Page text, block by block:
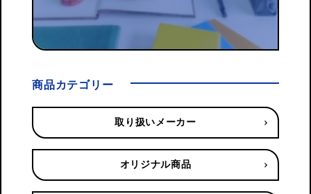
商品カテゴリー
取り扱いメーカー
オリジナル商品